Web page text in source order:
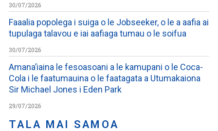
30/07/2026
Faaalia popolega i suiga o le Jobseeker, o le a aafia ai
tupulaga talavou e iai aafiaga tumau o le soifua
30/07/2026
Amana’iaina le fesoasoani a le kamupani o le Coca-
Cola i le faatumauina o le faatagata a Utumakaiona
Sir Michael Jones i Eden Park
29/07/2026
TALA MAI SAMOA